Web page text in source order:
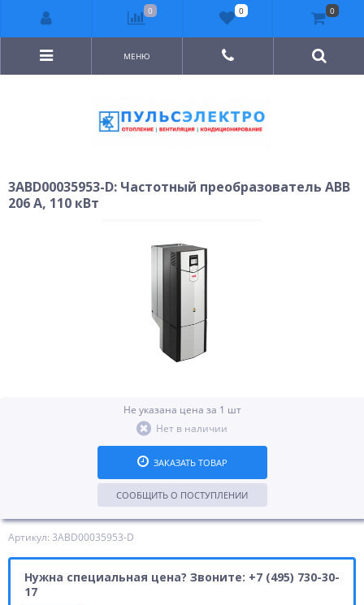
МЕНЮ
3ABD00035953-D: Частотный преобразователь ABB
206 A, 110 кВт
Артикул: 3ABD00035953-D
Нужна специальная цена? Звоните: +7 (495) 730-30-
17
Не указана цена за 1 шт
Нет в наличии
ЗАКАЗАТЬ ТОВАР
СООБЩИТЬ О ПОСТУПЛЕНИИ
0 0 0